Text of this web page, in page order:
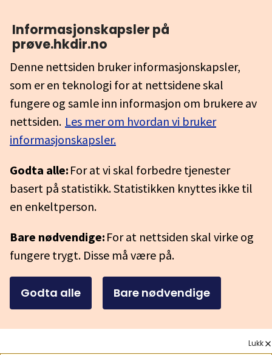
Informasjonskapsler på
prøve.hkdir.no
Denne nettsiden bruker informasjonskapsler,
som er en teknologi for at nettsidene skal
fungere og samle inn informasjon om brukere av
nettsiden. Les mer om hvordan vi bruker
informasjonskapsler.
Godta alle: For at vi skal forbedre tjenester
basert på statistikk. Statistikken knyttes ikke til
en enkeltperson.
Bare nødvendige: For at nettsiden skal virke og
fungere trygt. Disse må være på.
Godta alle Bare nødvendige
Lukk